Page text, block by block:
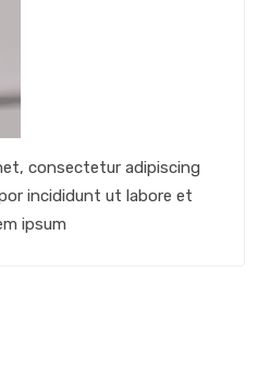
consectetur adipiscing
incididunt ut labore et
ipsum